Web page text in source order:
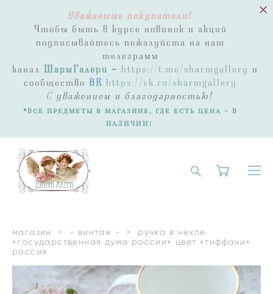
Уважаемые покупатели!
Чтобы быть в курсе новинок и акций
подписывайтесь пожалуйста на наш
телеграмм
канал ШармГалери - https://t.me/sharmgallery и
сообщество ВК https://vk.ru/sharmgallery
Суважением и благодарностью!
*Все предметы в магазине, где есть цена - В
НАЛИЧИИ!
магазин > - винтаж - >
ручка в чехле
«государственная дума россии» цвет «тиффани»
россия